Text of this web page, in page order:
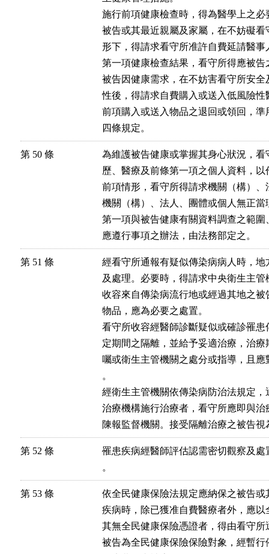
施行前項健康檢查時，得為醫學上之必
被告或其最近親屬及家屬，在不妨礙
形下，得請求看守所准許自費延請醫
第一項健康檢查結果，看守所得應被告
被告因健康需求，在不妨害看守所安
性後，得請求自費購入或送入低風險
前項購入或送入物品之退回或領回，
四條規定。
第 50 條
為維護被告健康或掌握其身心狀況，
歷、醫療及前條第一項之個人資料，以
前項情形，看守所得請求機關（構）
機關（構）、法人、團體或個人無正當
第一項與被告健康有關資料調查之範
應遵行事項之辦法，由法務部定之。
第 51 條
經看守所通報有疑似傳染病病人時，
及處理。必要時，得請求中央衛生主管
收容來自傳染病流行地或經過其地之
物品，應為必要之處置。
看守所收容經醫師診斷疑似或確診罹
定期間之隔離，並給予妥適治療，治
囑或衛生主管機關之處分或指導，且
。
經衛生主管機關依傳染病防治法規定
治療機構施行治療者，看守所應即與
陳報監督機關。接受隔離治療之被告視
第 52 條
罹患疾病經醫師評估認需密切觀察及
。
第 53 條
依全民健康保險法規定應納保之被告
疾病時，除已獲准自費醫療者外，應
其無全民健康保險憑證者，得由看守所
被告為全民健康保險保險對象，經暫